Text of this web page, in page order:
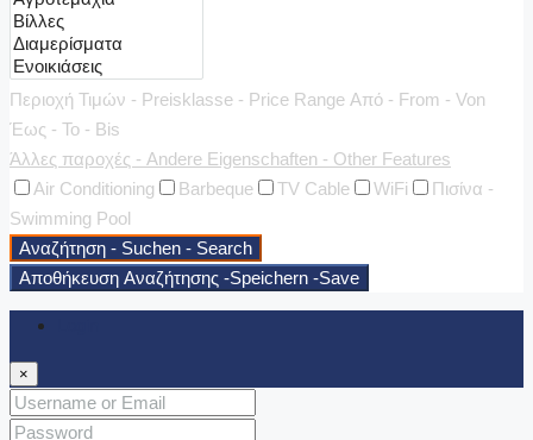
Περιοχή Τιμών - Preisklasse - Price Range Από - From - Von
Έως - To - Bis
Άλλες παροχές - Andere Eigenschaften - Other Features
Air Conditioning
Barbeque TV Cable WiFi
Πισίνα -
Swimming Pool
Αναζήτηση - Suchen - Search
Αποθήκευση Αναζήτησης -Speichern -Save
×